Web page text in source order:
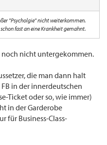
"Psycholgie" nicht weiterkommen.
fast an eine Krankheit gemahnt.
noch nicht untergekommen.
die man dann halt
in der innerdeutschen
Ticket oder so, wie immer)
in der Garderobe
für Business-Class-